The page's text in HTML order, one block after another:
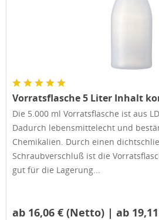
Vorratsflasche 5 Liter Inhalt
Die 5.000 ml Vorratsflasche ist aus
Dadurch lebensmittelecht und
Chemikalien. Durch einen
Schraubverschluß ist die
gut für die Lagerung...
ab 16,06 € (Netto) | ab